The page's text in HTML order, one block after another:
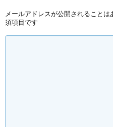
メールアドレスが公開されることは
須項目です